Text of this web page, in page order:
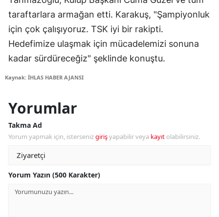
taraftarlara armağan etti. Karakuş, "Şampiyonluk
için çok çalışıyoruz. TSK iyi bir rakipti.
Hedefimize ulaşmak için mücadelemizi sonuna
kadar sürdüreceğiz" şeklinde konuştu.
Kaynak: İHLAS HABER AJANSI
Yorumlar
Takma Ad
Yorum yapmak için, istersenizgirişyapabilir veya kayıt olabilirsiniz.
Yorum Yazın (500 Karakter)